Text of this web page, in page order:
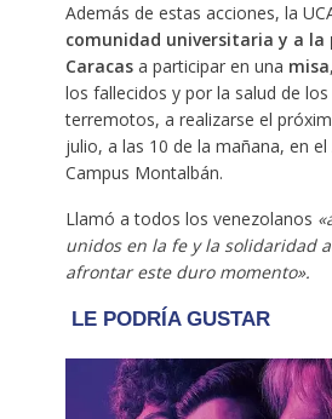
Además de estas acciones, la
comunidad universitaria y a la
Caracasa participar en una misa
los fallecidos y por la salud de
terremotos, a realizarse el
julio, a las 10 de la mañana, en
Campus Montalbán.
Llamó a todos los venezolanos
unidos en la fe y la solidaridad
afrontar este duro momento».